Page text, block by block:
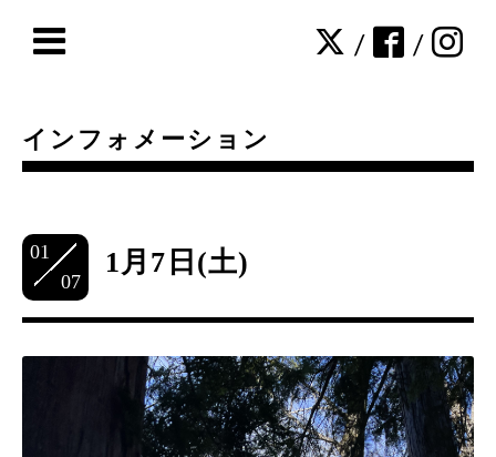
/ /
インフォメーション
01
07
1月7日(土)